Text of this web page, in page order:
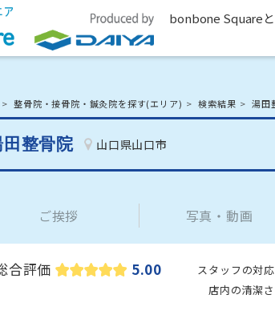
bonbone Square
整骨院・接骨院・鍼灸院を探す(エリア) 検索結果 湯田
田整骨院 山口県山口市
ご挨拶 写真・動画
合評価 5.00 スタッフの対応
店内の清潔さ